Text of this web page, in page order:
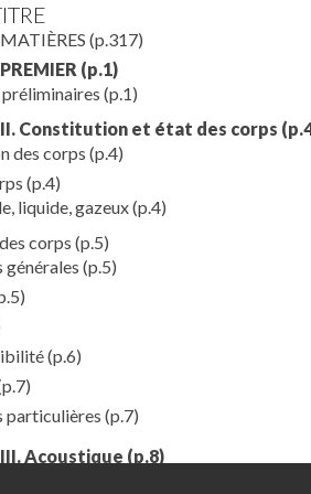
(p.317)
(p.1)
(p.1)
II. Constitution et état des corps
des corps (p.4)
(p.4)
liquide, gazeux(p.4)
corps (p.5)
(p.5)
(p.6)
particulières (p.7)
III. Acoustique (p.8)